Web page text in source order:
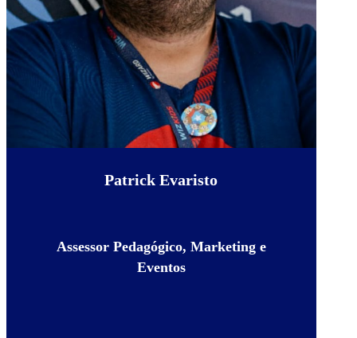
Patrick Evaristo
Assessor Pedagógico, Marketing e
Eventos